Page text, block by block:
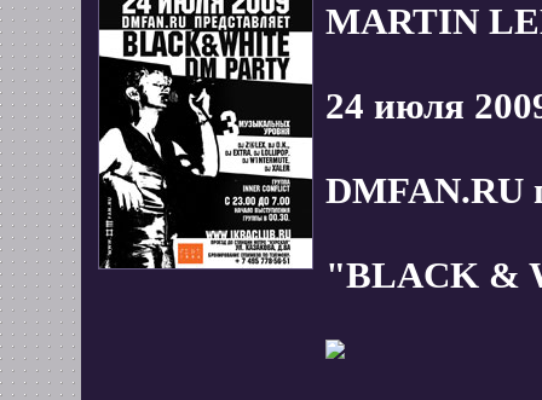
MARTIN
24 июля
DMFAN.RU
"BLACK &